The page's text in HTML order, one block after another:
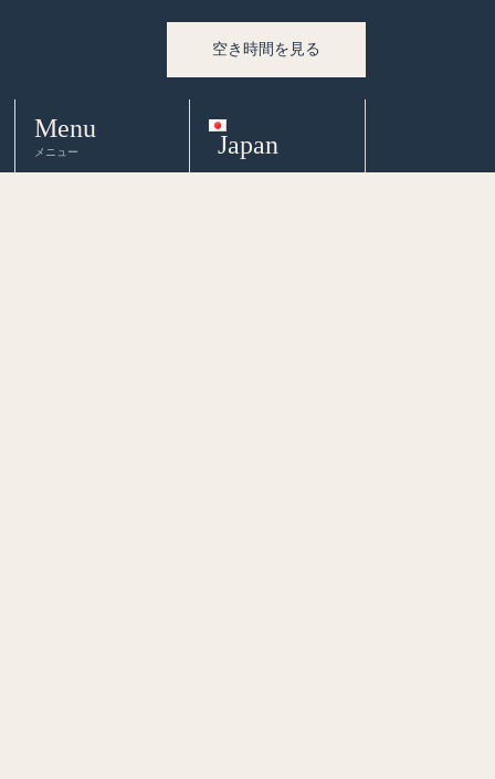
空き時間を見る
Menu
メニュー Japan